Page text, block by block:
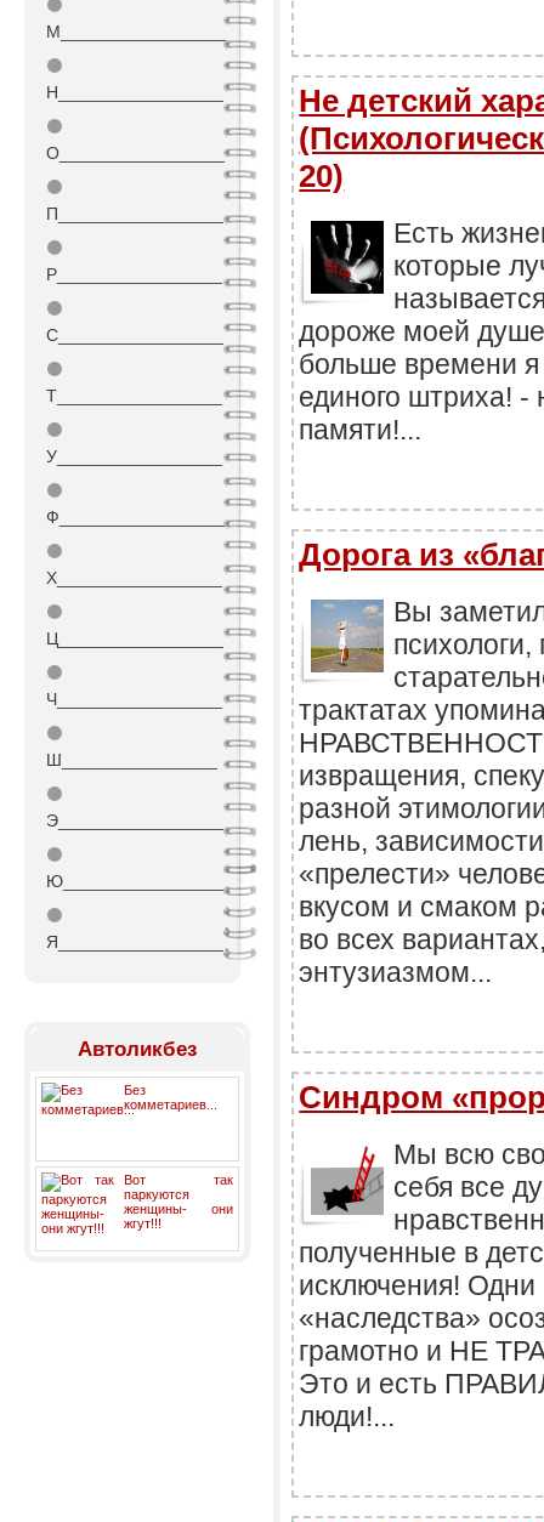
⚫
М_________________
⚫
Н_________________
⚫
О_________________
⚫
П_________________
⚫
Р_________________
⚫
С_________________
⚫
Т_________________
⚫
У_________________
⚫
Ф_________________
⚫
Х_________________
⚫
Ц_________________
⚫
Ч_________________
⚫
Ш________________
⚫
Э_________________
⚫
Ю_________________
⚫
Я_________________
Автоликбез
Без
комметариев...
Вот так
паркуются
женщины- они
жгут!!!
Не детский
20)
Есть
которые
дороже моей
больше времени я
единого штриха! -
памяти!...
Дорога из
Вы
трактатах
извращения,
разной
лень,
«прелести»
вкусом и смаком
во всех
энтузиазмом...
Синдром
Мы всю
себя все
полученные в
исключения! Одни
«наследства»
грамотно и НЕ
Это и есть
люди!...